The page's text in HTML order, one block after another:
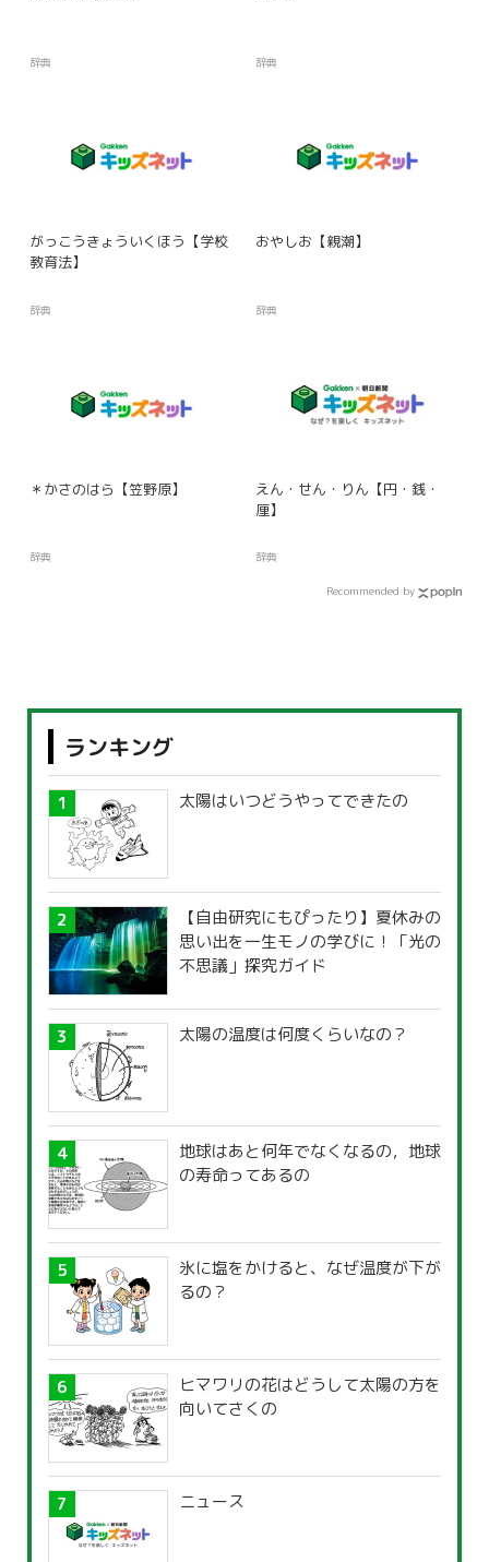
辞典 辞典
がっこうきょういくほう【学校
教育法】
辞典
おやしお【親潮】
辞典
＊かさのはら【笠野原】
辞典
えん・せん・りん【円・銭・
厘】
辞典
Recommended by
ランキング
太陽はいつどうやってできたの
【自由研究にもぴったり】夏休みの
思い出を一生モノの学びに！「光の
不思議」探究ガイド
太陽の温度は何度くらいなの？
地球はあと何年でなくなるの，地球
の寿命ってあるの
氷に塩をかけると、なぜ温度が下が
るの？
ヒマワリの花はどうして太陽の方を
向いてさくの
ニュース